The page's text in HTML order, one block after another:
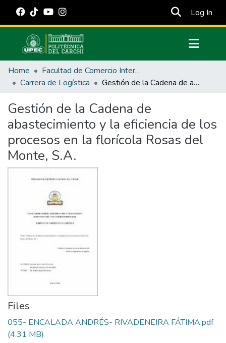
Log In
Communities & Collections
All of DSpace
Estadísticas Externas
Home
Facultad de Comercio Internacional, Integración, Administración y Economía Empresarial
Carrera de Logística
Gestión de la Cadena de abastecimiento y la eficiencia de los procesos en la florícola Rosas del Monte, S.A.
Gestión de la Cadena de
abastecimiento y la eficiencia de los
procesos en la florícola Rosas del
Monte, S.A.
Files
055- ENCALADA ANDRÉS- RIVADENEIRA FÁTIMA.pdf
(4.31 MB)